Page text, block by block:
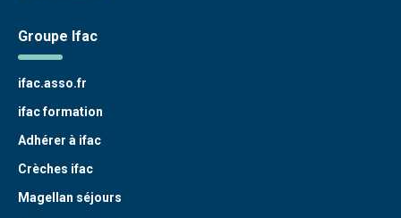
Groupe Ifac
ifac.asso.fr
ifac formation
Adhérer à ifac
Crèches ifac
Magellan séjours